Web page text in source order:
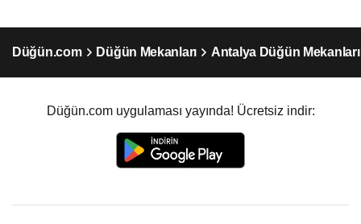
Düğün.com Düğün Mekanları Antalya Düğün Mekanları
Düğün.com uygulaması yayında! Ücretsiz indir: